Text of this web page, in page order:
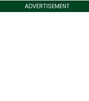
ADVERTISEMENT